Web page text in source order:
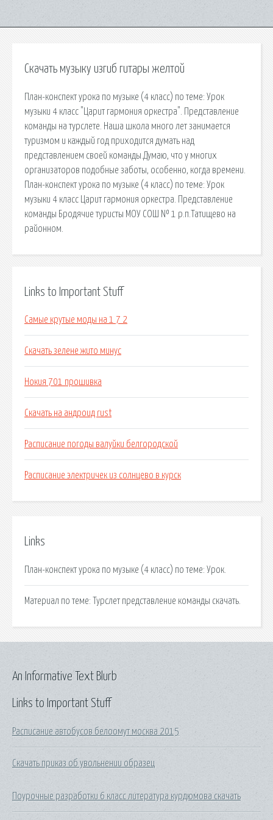
Скачать музыку изгиб гитары желтой
План-конспект урока по музыке (4 класс) по теме: Урок
музыки 4 класс "Царит гармония оркестра". Представление
команды на турслете. Наша школа много лет занимается
туризмом и каждый год приходится думать над
представлением своей команды.Думаю, что у многих
организаторов подобные заботы, особенно, когда времени.
План-конспект урока по музыке (4 класс) по теме: Урок
музыки 4 класс Царит гармония оркестра. Представление
команды Бродячие туристы МОУ СОШ № 1 р.п.Татищево на
районном.
Links to Important Stuff
Самые крутые моды на 1 7 2
Скачать зелене жито минус
Нокия 701 прошивка
Скачать на андроид rust
Расписание погоды валуйки белгородской
Расписание электричек из солнцево в курск
Links
План-конспект урока по музыке (4 класс) по теме: Урок.
Материал по теме: Турслет представление команды скачать.
Links to Important Stuff
Расписание автобусов белоомут москва 2015
Скачать приказ об увольнении образец
Поурочные разработки 6 класс литература курдюмова скачать
An Informative Text Blurb